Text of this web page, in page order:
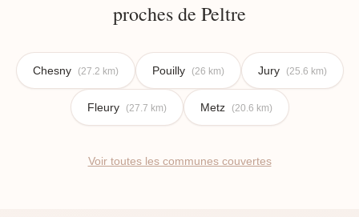
proches de Peltre
Chesny (27.2 km) Pouilly (26 km) Jury (25.6 km)
Fleury (27.7 km) Metz (20.6 km)
Voir toutes les communes couvertes